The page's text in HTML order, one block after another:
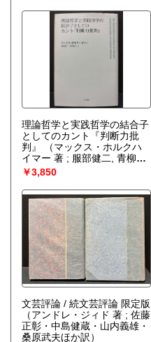
理論哲学と実践哲学の結合子
としてのカント『判断力批
判』
（マックス・ホルクハ
イマー 著 ; 服部健二, 青柳雅
文 訳）
￥3,850
文芸評論 / 続文芸評論 限定版
（アンドレ・ジィド 著 ; 佐藤
正彰・中島健蔵・山内義雄・
桑原武夫ほか訳）